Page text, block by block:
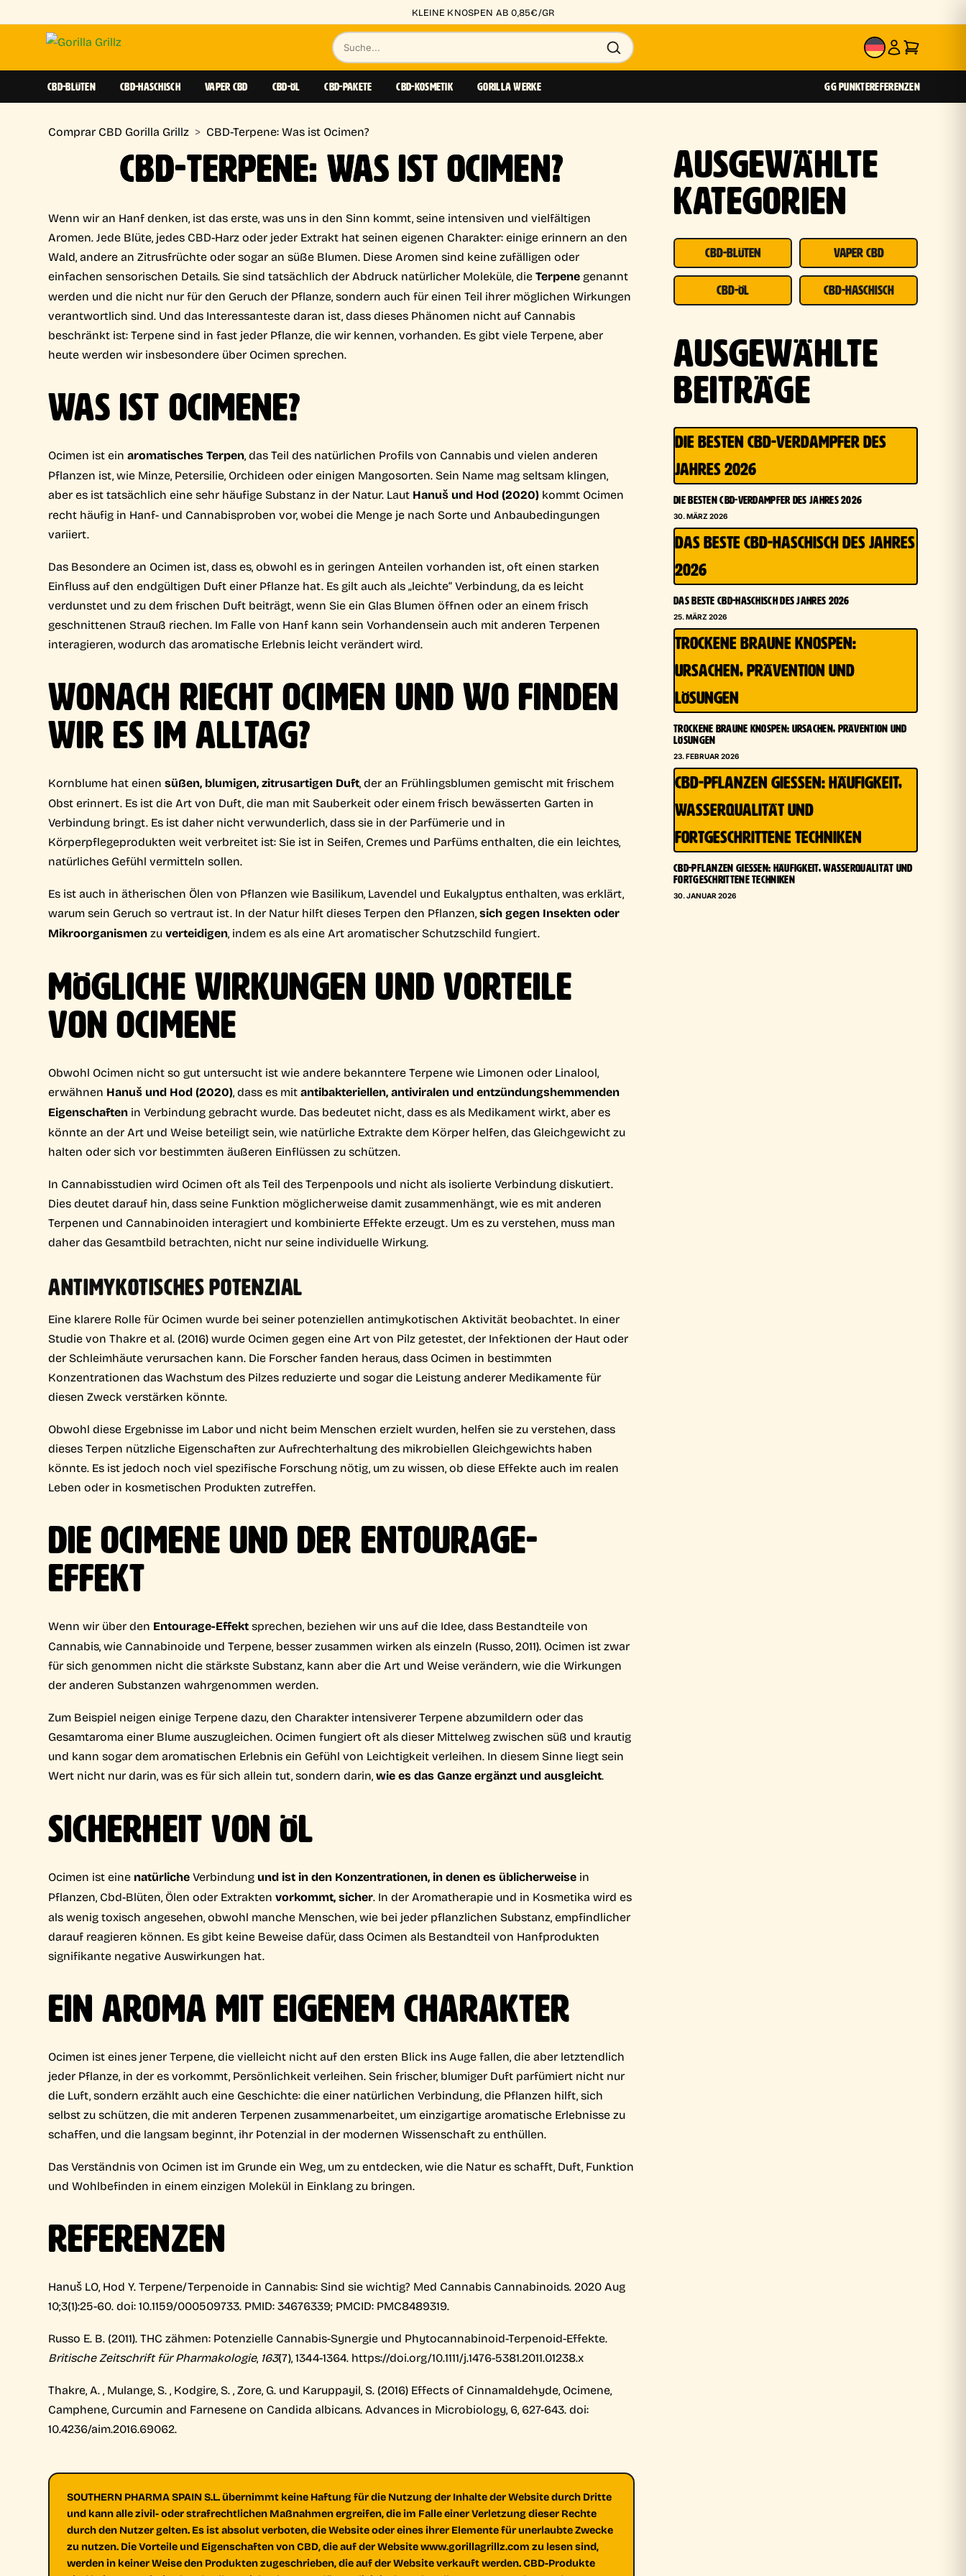
KLEINE KNOSPEN AB 0,85€/GR
Suche
nach
Produkten
DE
CBD-BLÜTEN CBD-HASCHISCH VAPER CBD CBD-ÖL CBD-PAKETE CBD-KOSMETIK GORILLA WERKE GG PUNKTEREFERENZEN
Comprar CBD Gorilla Grillz > CBD-Terpene: Was ist Ocimen?
CBD-TERPENE: WAS IST OCIMEN?
Wenn wir an Hanf denken, ist das erste, was uns in den Sinn kommt, seine intensiven und vielfältigen
Aromen. Jede Blüte, jedes CBD-Harz oder jeder Extrakt hat seinen eigenen Charakter: einige erinnern an den
Wald, andere an Zitrusfrüchte oder sogar an süße Blumen. Diese Aromen sind keine zufälligen oder
einfachen sensorischen Details. Sie sind tatsächlich der Abdruck natürlicher Moleküle, dieTerpene genannt
werden und die nicht nur für den Geruch der Pflanze, sondern auch für einen Teil ihrer möglichen Wirkungen
verantwortlich sind. Und das Interessanteste daran ist, dass dieses Phänomen nicht auf Cannabis
beschränkt ist: Terpene sind in fast jeder Pflanze, die wir kennen, vorhanden. Es gibt viele Terpene, aber
heute werden wir insbesondere über Ocimen sprechen.
WAS IST OCIMENE?
Ocimen ist ein aromatisches Terpen, das Teil des natürlichen Profils von Cannabis und vielen anderen
Pflanzen ist, wie Minze, Petersilie, Orchideen oder einigen Mangosorten. Sein Name mag seltsam klingen,
aber es ist tatsächlich eine sehr häufige Substanz in der Natur. Laut Hanuš und Hod (2020) kommt Ocimen
recht häufig in Hanf- und Cannabisproben vor, wobei die Menge je nach Sorte und Anbaubedingungen
variiert.
Das Besondere an Ocimen ist, dass es, obwohl es in geringen Anteilen vorhanden ist, oft einen starken
Einfluss auf den endgültigen Duft einer Pflanze hat. Es gilt auch als „leichte“ Verbindung, da es leicht
verdunstet und zu dem frischen Duft beiträgt, wenn Sie ein Glas Blumen öffnen oder an einem frisch
geschnittenen Strauß riechen. Im Falle von Hanf kann sein Vorhandensein auch mit anderen Terpenen
interagieren, wodurch das aromatische Erlebnis leicht verändert wird.
WONACH RIECHT OCIMEN UND WO FINDEN
WIR ES IM ALLTAG?
Kornblume hat einen süßen, blumigen, zitrusartigen Duft, der an Frühlingsblumen gemischt mit frischem
Obst erinnert. Es ist die Art von Duft, die man mit Sauberkeit oder einem frisch bewässerten Garten in
Verbindung bringt. Es ist daher nicht verwunderlich, dass sie in der Parfümerie und in
Körperpflegeprodukten weit verbreitet ist: Sie ist in Seifen, Cremes und Parfüms enthalten, die ein leichtes,
natürliches Gefühl vermitteln sollen.
Es ist auch in ätherischen Ölen von Pflanzen wie Basilikum, Lavendel und Eukalyptus enthalten, was erklärt,
warum sein Geruch so vertraut ist. In der Natur hilft dieses Terpen den Pflanzen,sich gegen Insekten oder
Mikroorganismenzuverteidigen, indem es als eine Art aromatischer Schutzschild fungiert.
MÖGLICHE WIRKUNGEN UND VORTEILE
VON OCIMENE
Obwohl Ocimen nicht so gut untersucht ist wie andere bekanntere Terpene wie Limonen oder Linalool,
erwähnen Hanuš und Hod (2020), dass es mitantibakteriellen, antiviralen und entzündungshemmenden
Eigenschaften in Verbindung gebracht wurde. Das bedeutet nicht, dass es als Medikament wirkt, aber es
könnte an der Art und Weise beteiligt sein, wie natürliche Extrakte dem Körper helfen, das Gleichgewicht zu
halten oder sich vor bestimmten äußeren Einflüssen zu schützen.
In Cannabisstudien wird Ocimen oft als Teil des Terpenpools und nicht als isolierte Verbindung diskutiert.
Dies deutet darauf hin, dass seine Funktion möglicherweise damit zusammenhängt, wie es mit anderen
Terpenen und Cannabinoiden interagiert und kombinierte Effekte erzeugt. Um es zu verstehen, muss man
daher das Gesamtbild betrachten, nicht nur seine individuelle Wirkung.
ANTIMYKOTISCHES POTENZIAL
Eine klarere Rolle für Ocimen wurde bei seiner potenziellen antimykotischen Aktivität beobachtet. In einer
Studie von Thakre et al. (2016) wurde Ocimen gegen eine Art von Pilz getestet, der Infektionen der Haut oder
der Schleimhäute verursachen kann. Die Forscher fanden heraus, dass Ocimen in bestimmten
Konzentrationen das Wachstum des Pilzes reduzierte und sogar die Leistung anderer Medikamente für
diesen Zweck verstärken könnte.
Obwohl diese Ergebnisse im Labor und nicht beim Menschen erzielt wurden, helfen sie zu verstehen, dass
dieses Terpen nützliche Eigenschaften zur Aufrechterhaltung des mikrobiellen Gleichgewichts haben
könnte. Es ist jedoch noch viel spezifische Forschung nötig, um zu wissen, ob diese Effekte auch im realen
Leben oder in kosmetischen Produkten zutreffen.
DIE OCIMENE UND DER ENTOURAGE-
EFFEKT
Wenn wir über den Entourage-Effektsprechen, beziehen wir uns auf die Idee, dass Bestandteile von
Cannabis, wie Cannabinoide und Terpene, besser zusammen wirken als einzeln (Russo, 2011). Ocimen ist zwar
für sich genommen nicht die stärkste Substanz, kann aber die Art und Weise verändern, wie die Wirkungen
der anderen Substanzen wahrgenommen werden.
Zum Beispiel neigen einige Terpene dazu, den Charakter intensiverer Terpene abzumildern oder das
Gesamtaroma einer Blume auszugleichen. Ocimen fungiert oft als dieser Mittelweg zwischen süß und krautig
und kann sogar dem aromatischen Erlebnis ein Gefühl von Leichtigkeit verleihen. In diesem Sinne liegt sein
Wert nicht nur darin, was es für sich allein tut, sondern darin,wie es das Ganze ergänzt und ausgleicht.
SICHERHEIT VON ÖL
Ocimen ist eine natürlicheVerbindung und ist in den Konzentrationen, in denen es üblicherweise in
Pflanzen, Cbd-Blüten, Ölen oder Extrakten vorkommt, sicher. In der Aromatherapie und in Kosmetika wird es
als wenig toxisch angesehen, obwohl manche Menschen, wie bei jeder pflanzlichen Substanz, empfindlicher
darauf reagieren können. Es gibt keine Beweise dafür, dass Ocimen als Bestandteil von Hanfprodukten
signifikante negative Auswirkungen hat.
EIN AROMA MIT EIGENEM CHARAKTER
Ocimen ist eines jener Terpene, die vielleicht nicht auf den ersten Blick ins Auge fallen, die aber letztendlich
jeder Pflanze, in der es vorkommt, Persönlichkeit verleihen. Sein frischer, blumiger Duft parfümiert nicht nur
die Luft, sondern erzählt auch eine Geschichte: die einer natürlichen Verbindung, die Pflanzen hilft, sich
selbst zu schützen, die mit anderen Terpenen zusammenarbeitet, um einzigartige aromatische Erlebnisse zu
schaffen, und die langsam beginnt, ihr Potenzial in der modernen Wissenschaft zu enthüllen.
Das Verständnis von Ocimen ist im Grunde ein Weg, um zu entdecken, wie die Natur es schafft, Duft, Funktion
und Wohlbefinden in einem einzigen Molekül in Einklang zu bringen.
REFERENZEN
Hanuš LO, Hod Y. Terpene/Terpenoide in Cannabis: Sind sie wichtig? Med Cannabis Cannabinoids. 2020 Aug
10;3(1):25-60. doi: 10.1159/000509733. PMID: 34676339; PMCID: PMC8489319.
Russo E. B. (2011). THC zähmen: Potenzielle Cannabis-Synergie und Phytocannabinoid-Terpenoid-Effekte.
Britische Zeitschrift für Pharmakologie, 163(7), 1344-1364. https://doi.org/10.1111/j.1476-5381.2011.01238.x
Thakre, A. , Mulange, S. , Kodgire, S. , Zore, G. und Karuppayil, S. (2016) Effects of Cinnamaldehyde, Ocimene,
Camphene, Curcumin and Farnesene on Candida albicans. Advances in Microbiology, 6, 627-643. doi:
10.4236/aim.2016.69062.
SOUTHERN PHARMA SPAIN S.L. übernimmt keine Haftung für die Nutzung der Inhalte der Website durch Dritte
und kann alle zivil- oder strafrechtlichen Maßnahmen ergreifen, die im Falle einer Verletzung dieser Rechte
durch den Nutzer gelten. Es ist absolut verboten, die Website oder eines ihrer Elemente für unerlaubte Zwecke
zu nutzen. Die Vorteile und Eigenschaften von CBD, die auf der Website www.gorillagrillz.com zu lesen sind,
werden in keiner Weise den Produkten zugeschrieben, die auf der Website verkauft werden. CBD-Produkte
AUSGEWÄHLTE
KATEGORIEN
CBD-BLÜTEN VAPER CBD
CBD-ÖL CBD-HASCHISCH
AUSGEWÄHLTE
BEITRÄGE
DIE BESTEN CBD-VERDAMPFER DES
JAHRES 2026
DIE BESTEN CBD-VERDAMPFER DES JAHRES 2026
30. MÄRZ 2026
DAS BESTE CBD-HASCHISCH DES JAHRES
2026
DAS BESTE CBD-HASCHISCH DES JAHRES 2026
25. MÄRZ 2026
TROCKENE BRAUNE KNOSPEN:
URSACHEN, PRÄVENTION UND
LÖSUNGEN
TROCKENE BRAUNE KNOSPEN: URSACHEN, PRÄVENTION UND
LÖSUNGEN
23. FEBRUAR 2026
CBD-PFLANZEN GIESSEN: HÄUFIGKEIT, W
ASSERQUALITÄT UND F
ORTGESCHRITTENE TECHNIKEN
CBD-PFLANZEN GIESSEN: HÄUFIGKEIT, WASSERQUALITÄT UND F
ORTGESCHRITTENE TECHNIKEN
30. JANUAR 2026